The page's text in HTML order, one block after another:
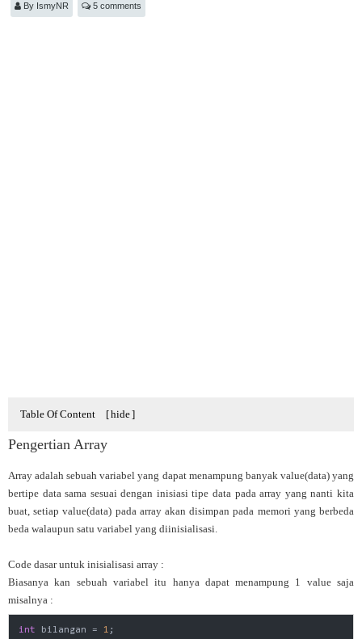
By IsmyNR 5 comments
Table Of Content [hide]
Pengertian Array
Array adalah sebuah variabel yang dapat menampung banyak value(data) yang
bertipe data sama sesuai dengan inisiasi tipe data pada array yang nanti kita
buat, setiap value(data) pada array akan disimpan pada memori yang berbeda
beda walaupun satu variabel yang diinisialisasi.
Code dasar untuk inisialisasi array :
Biasanya kan sebuah variabel itu hanya dapat menampung 1 value saja
misalnya :
int bilangan = 1 ;